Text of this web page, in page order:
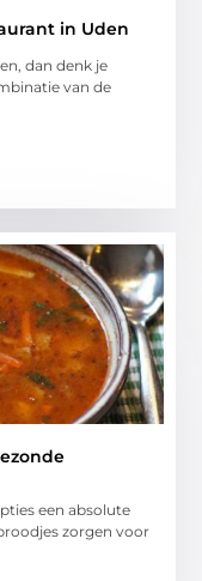
in Uden
dan denk je
van de
een absolute
zorgen voor